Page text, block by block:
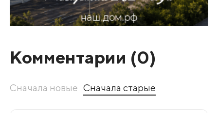
Комментарии (0)
Сначала новые Сначала старые